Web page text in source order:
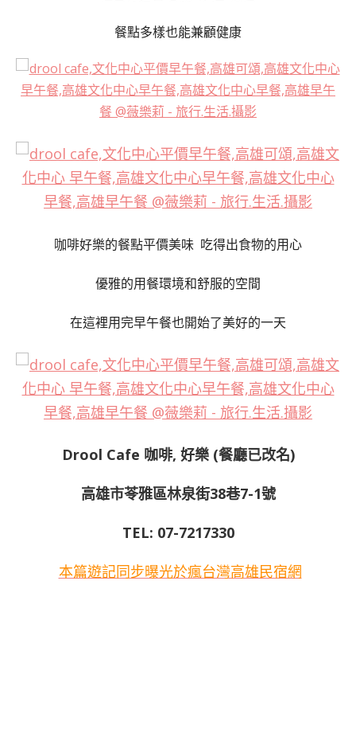
餐點多樣也能兼顧健康
咖啡好樂的餐點平價美味 吃得出食物的用心
優雅的用餐環境和舒服的空間
在這裡用完早午餐也開始了美好的一天
Drool Cafe 咖啡, 好樂 (餐廳已改名)
高雄市苓雅區林泉街38巷7-1號
TEL: 07-7217330
本篇遊記同步曝光於瘋台灣高雄民宿網